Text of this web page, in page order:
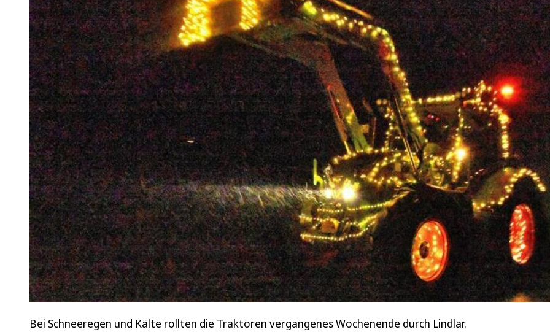
Bei Schneeregen und Kälte rollten die Traktoren vergangenes Wochenende durch Lindlar.